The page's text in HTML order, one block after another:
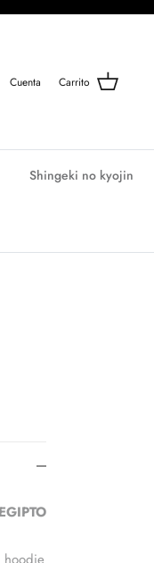
Cuenta Carrito
Shingeki no kyojin